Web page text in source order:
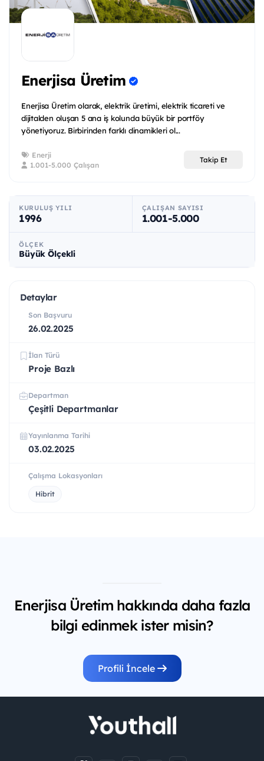
Enerjisa Üretim
Enerjisa Üretim olarak, elektrik üretimi, elektrik ticareti ve
dijitalden oluşan 5 ana iş kolunda büyük bir portföy
yönetiyoruz. Birbirinden farklı dinamikleri ol...
Enerji
1.001-5.000 Çalışan
Takip Et
KURULUŞ YILI
1996
ÇALIŞAN SAYISI
1.001-5.000
ÖLÇEK
Büyük Ölçekli
Detaylar
Son Başvuru
26.02.2025
İlan Türü
Proje Bazlı
Departman
Çeşitli Departmanlar
Yayınlanma Tarihi
03.02.2025
Çalışma Lokasyonları
Hibrit
Enerjisa Üretim hakkında daha fazla
bilgi edinmek ister misin?
Profili İncele